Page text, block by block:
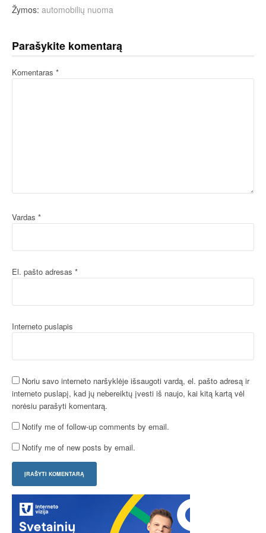
Žymos: automobilių nuoma
Parašykite komentarą
Komentaras *
Vardas *
El. pašto adresas *
Interneto puslapis
Noriu savo interneto naršyklėje išsaugoti vardą, el. pašto adresą ir
interneto puslapį, kad jų nebereiktų įvesti iš naujo, kai kitą kartą vėl
norėsiu parašyti komentarą.
Notify me of follow-up comments by email.
Notify me of new posts by email.